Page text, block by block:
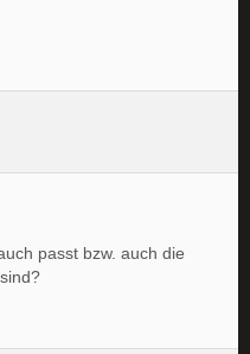
passt bzw. auch die